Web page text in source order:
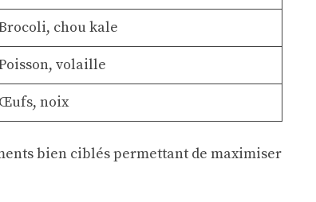
chou kale
volaille
Œufs, noix
bien ciblés permettant de maximiser